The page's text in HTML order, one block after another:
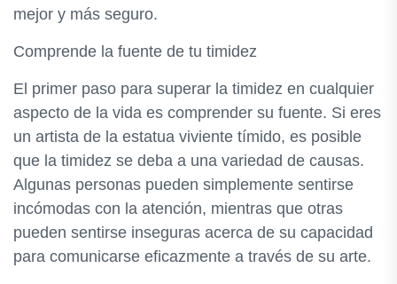
mejor y más seguro.
Comprende la fuente de tu timidez
El primer paso para superar la timidez en cualquier
aspecto de la vida es comprender su fuente. Si eres
un artista de la estatua viviente tímido, es posible
que la timidez se deba a una variedad de causas.
Algunas personas pueden simplemente sentirse
incómodas con la atención, mientras que otras
pueden sentirse inseguras acerca de su capacidad
para comunicarse eficazmente a través de su arte.